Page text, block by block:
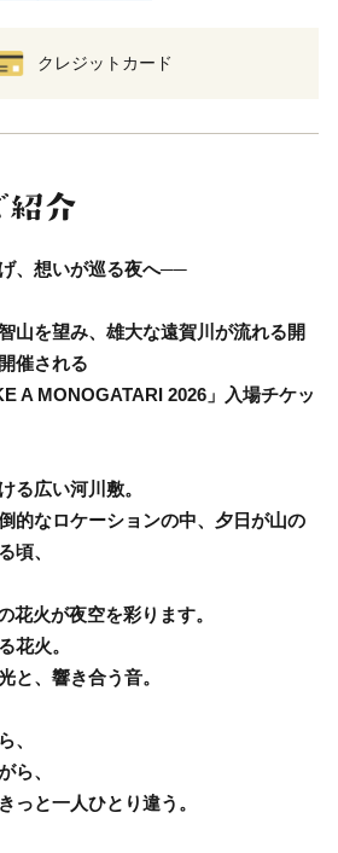
クレジットカード
、想いが巡る夜へ──
山を望み、雄大な遠賀川が流れる開
催される
A MONOGATARI 2026」入場チケッ
る広い河川敷。
的なロケーションの中、夕日が山の
頃、
花火が夜空を彩ります。
花火。
と、響き合う音。
、
ら、
っと一人ひとり違う。